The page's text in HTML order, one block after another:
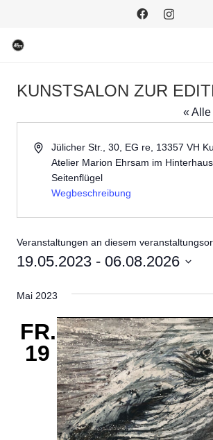
KUNSTSALON ZUR
« Alle
AdresseJülicher Str., 30, EG re, 13357 VH
Atelier Marion Ehrsam im
Seitenflügel
Wegbeschreibung
Veranstaltungen an diesem
19.05.2023 - 06.08.2026
wählen.
Mai 2023
FR.
19